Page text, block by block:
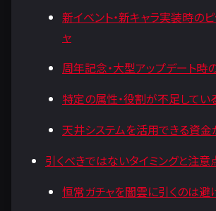
新イベント・新キャラ実装時の
ャ
周年記念・大型アップデート時
特定の属性・役割が不足してい
天井システムを活用できる資
引くべきではないタイミングと注意
恒常ガチャを闇雲に引くのは避